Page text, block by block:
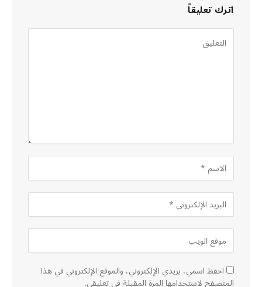
اترك تعليقاً
احفظ اسمي، بريدي الإلكتروني، والموقع الإلكتروني في هذا
المتصفح لاستخدامها المرة المقبلة في تعليقي.